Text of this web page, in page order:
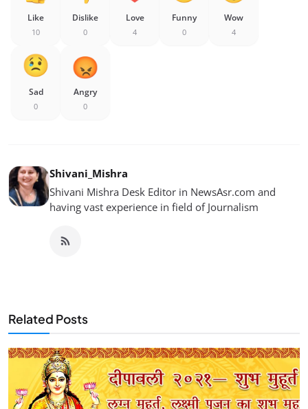
Like
10
Dislike
0
Love
4
Funny
0
Wow
4
Sad
0
Angry
0
Shivani_Mishra
Shivani Mishra Desk Editor in NewsAsr.com and
having vast experience in field of Journalism
Related Posts